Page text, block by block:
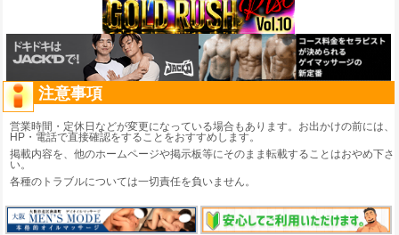
注意事項
営業時間・定休日などが変更になっている場合もあります。お出かけの前には、
HP・電話で直接確認をすることをおすすめします。
掲載内容を、他のホームページや掲示板等にそのまま転載することはおやめ下さ
い。
各種のトラブルについては一切責任を負いません。